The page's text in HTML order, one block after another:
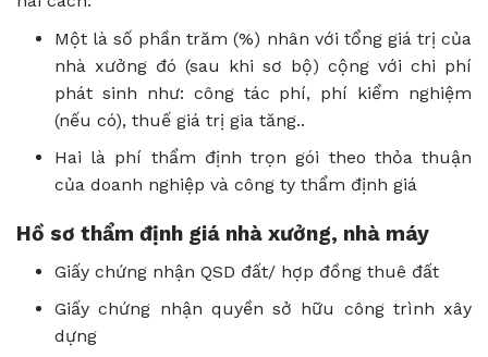
Một là số phần trăm (%) nhân với tổng giá trị của
nhà xưởng đó (sau khi sơ bộ) cộng với chi phí
phát sinh như: công tác phí, phí kiểm nghiệm
(nếu có), thuế giá trị gia tăng..
Hai là phí thẩm định trọn gói theo thỏa thuận
của doanh nghiệp và công ty thẩm định giá
Hồ sơ thẩm định giá nhà xưởng, nhà máy
Giấy chứng nhận QSD đất/ hợp đồng thuê đất
Giấy chứng nhận quyền sở hữu công trình xây
dựng